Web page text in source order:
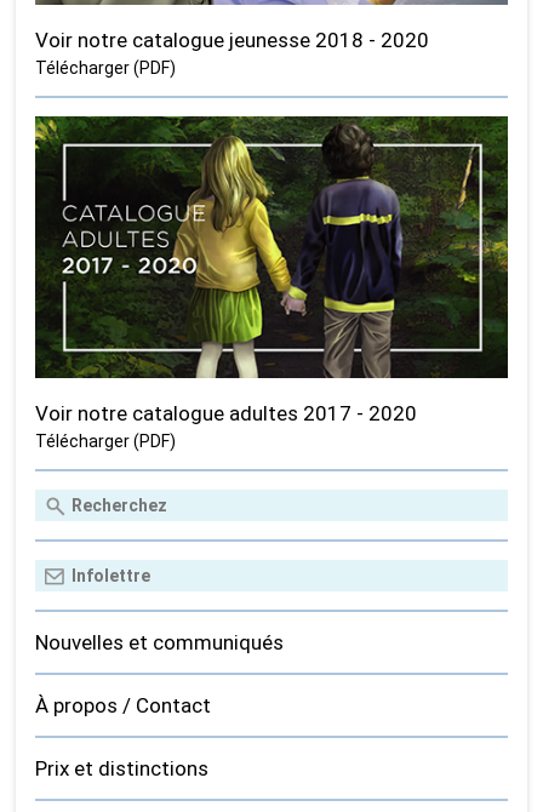
Voir notre catalogue jeunesse 2018 - 2020
Télécharger (PDF)
Voir notre catalogue adultes 2017 - 2020
Télécharger (PDF)
Nouvelles et communiqués
À propos / Contact
Prix et distinctions